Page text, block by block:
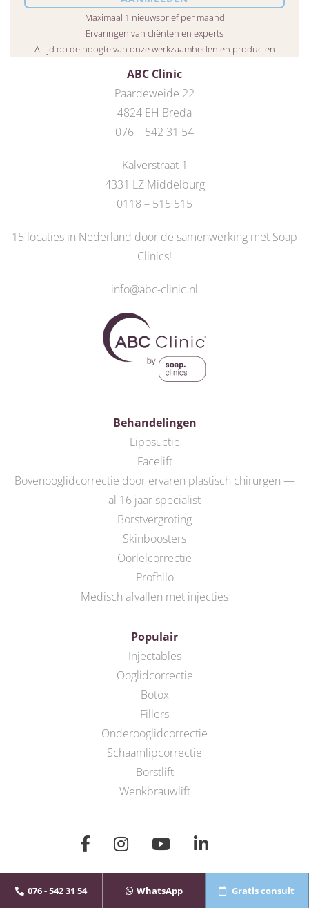
076 - 542 31 54 WhatsApp Gratis consult
ABC Clinic
Paardeweide 22
4824 EH Breda
076 – 542 31 54
Kalverstraat 1
4331 LZ Middelburg
0118 – 515 515
15 locaties in Nederland door de samenwerking met Soap
Clinics!
info@abc-clinic.nl
Behandelingen
Liposuctie
Facelift
Bovenooglidcorrectie door ervaren plastisch chirurgen —
al 16 jaar specialist
Borstvergroting
Skinboosters
Oorlelcorrectie
Profhilo
Medisch afvallen met injecties
Populair
Injectables
Ooglidcorrectie
Botox
Fillers
Onderooglidcorrectie
Schaamlipcorrectie
Borstlift
Wenkbrauwlift
Maximaal 1 nieuwsbrief per maand
Ervaringen van cliënten en experts
Altijd op de hoogte van onze werkzaamheden en producten